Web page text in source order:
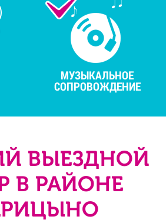
МУЗЫКАЛЬНОЕ
СОПРОВОЖДЕНИЕ
ВЫЕЗДНОЙ
В РАЙОНЕ